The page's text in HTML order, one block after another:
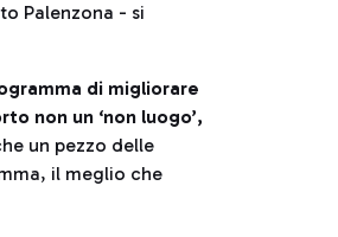
Palenzona - si
di migliorare
non un ‘non luogo’,
un pezzo delle
il meglio che